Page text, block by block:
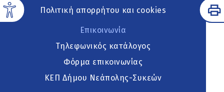
Πολιτική απορρήτου και cookies
Επικοινωνία
Τηλεφωνικός κατάλογος
Φόρμα επικοινωνίας
ΚΕΠ Δήμου Νεάπολης-Συκεών